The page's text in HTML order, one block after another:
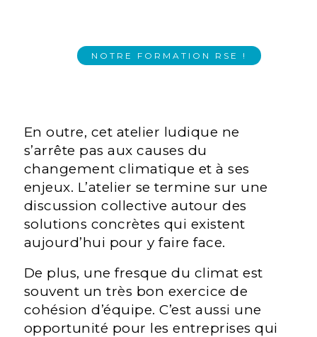
NOTRE FORMATION RSE !
En outre, cet atelier ludique ne
s’arrête pas aux causes du
changement climatique et à ses
enjeux. L’atelier se termine sur une
discussion collective autour des
solutions concrètes qui existent
aujourd’hui pour y faire face.
De plus, une fresque du climat est
souvent un très bon exercice de
cohésion d’équipe. C’est aussi une
opportunité pour les entreprises qui